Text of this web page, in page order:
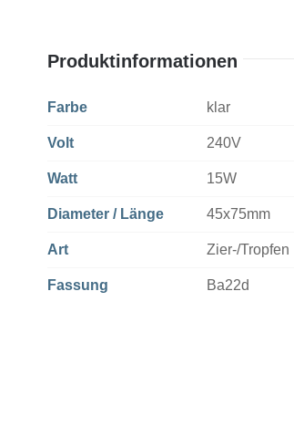
Produktinformationen
Farbe klar
Volt 240V
Watt 15W
Diameter / Länge 45x75mm
Art Zier-/Tropfen
Fassung Ba22d